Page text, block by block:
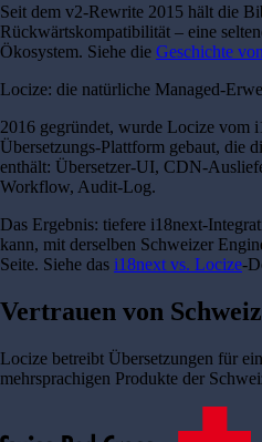
Seit dem v2-Rewrite 2015 hält die
Rückwärtskompatibilität – eine
Ökosystem. Siehe die Geschichte
Locize: die natürliche Managed-
2016 gegründet, wurde Locize vom
Übersetzungs-Plattform gebaut, die
enthält: Übersetzer-UI, CDN-
Workflow, Audit-Log.
Das Ergebnis: tiefere i18next-
kann, mit derselben Schweizer
Seite. Siehe das i18next vs. Locize-
Vertrauen von
Locize betreibt Übersetzungen für
mehrsprachigen Produkte der